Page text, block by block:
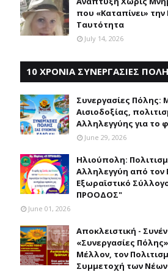
που «Καταπίνει» την
Ταυτότητα
July 14, 2026
10 ΧΡΟΝΙΑ ΣΥΝΕΡΓΑΣΙΕΣ
Συνεργασίες Πόλης:
Aισιοδοξίας,
Aλληλεγγύης για το
June 29, 2026
Ηλιούπολη:
Aλληλεγγύη από τον
Εξωραϊστικό
ΠΡΟΟΔΟΣ"
June 01, 2026
Αποκλειστική -
«Συνεργασίες
Μέλλον, τον
Συμμετοχή των Νέων